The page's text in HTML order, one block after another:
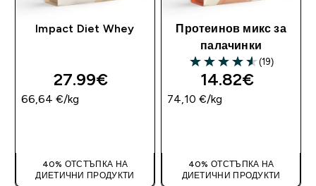
Impact Diet Whey
27.99€‎
66,64 €‎/kg
40% ОТСТЪПКА НА
ДИЕТИЧНИ ПРОДУКТИ
Протеинов микс за
палачинки
4.58 out of 5 stars
(19)
14.82€‎
74,10 €‎/kg
40% ОТСТЪПКА НА
ДИЕТИЧНИ ПРОДУКТИ